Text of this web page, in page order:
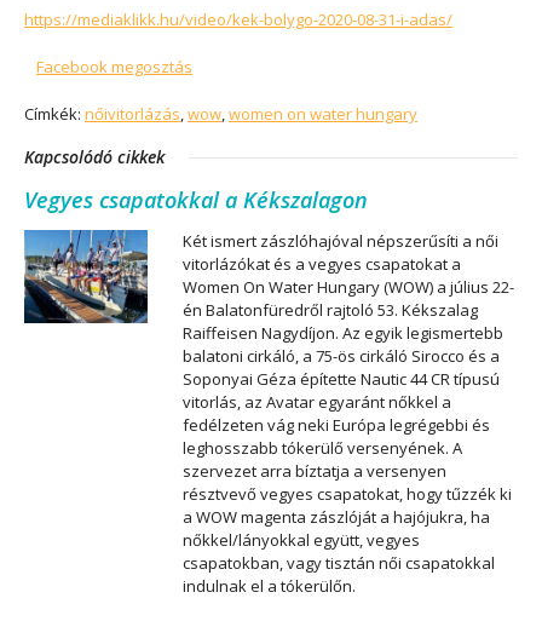
https://mediaklikk.hu/video/kek-bolygo-2020-08-31-i-adas/
Facebook megosztás
Címkék: nőivitorlázás,wow,women on water hungary
Kapcsolódó cikkek
Vegyes csapatokkal a Kékszalagon
Két ismert zászlóhajóval népszerűsíti a női
vitorlázókat és a vegyes csapatokat a
Women On Water Hungary (WOW) a július 22-
én Balatonfüredről rajtoló 53. Kékszalag
Raiffeisen Nagydíjon. Az egyik legismertebb
balatoni cirkáló, a 75-ös cirkáló Sirocco és a
Soponyai Géza építette Nautic 44 CR típusú
vitorlás, az Avatar egyaránt nőkkel a
fedélzeten vág neki Európa legrégebbi és
leghosszabb tókerülő versenyének. A
szervezet arra bíztatja a versenyen
résztvevő vegyes csapatokat, hogy tűzzék ki
a WOW magenta zászlóját a hajójukra, ha
nőkkel/lányokkal együtt, vegyes
csapatokban, vagy tisztán női csapatokkal
indulnak el a tókerülőn.